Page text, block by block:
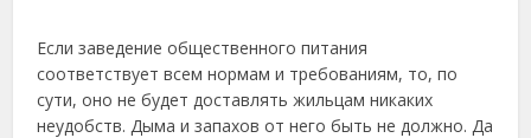
Если заведение общественного питания
соответствует всем нормам и требованиям, то, по
сути, оно не будет доставлять жильцам никаких
неудобств. Дыма и запахов от него быть не должно. Да